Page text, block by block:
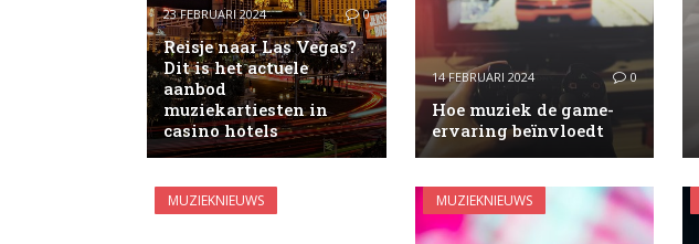
23 FEBRUARI 2024 0
Reisje naar Las Vegas?
Dit is het actuele
aanbod
muziekartiesten in
casino hotels
14 FEBRUARI 2024 0
Hoe muziek de game-
ervaring beïnvloedt
MUZIEKNIEUWS MUZIEKNIEUWS